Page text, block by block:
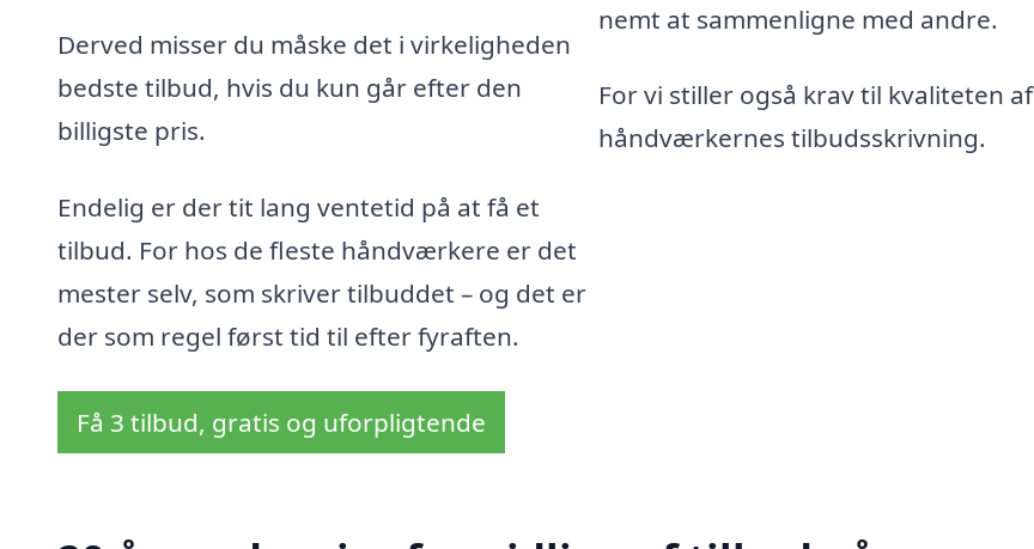
Derved misser du måske det i virkeligheden
bedste tilbud, hvis du kun går efter den
billigste pris.
Endelig er der tit lang ventetid på at få et
tilbud. For hos de fleste håndværkere er det
mester selv, som skriver tilbuddet – og det er
der som regel først tid til efter fyraften.
Få 3 tilbud, gratis og uforpligtende
nemt at sammenligne med andre.
For vi stiller også krav til kvaliteten af
håndværkernes tilbudsskrivning.